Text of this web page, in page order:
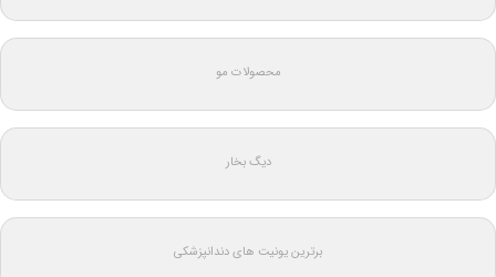
محصولات مو
دیگ بخار
برترین یونیت های دندانپزشکی